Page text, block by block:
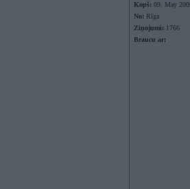
Kopš: 09. May
No: Rīga
Ziņojumi: 1766
Braucu ar: